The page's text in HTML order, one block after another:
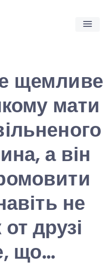
щемливе
мати
а він
не
друзі
що…